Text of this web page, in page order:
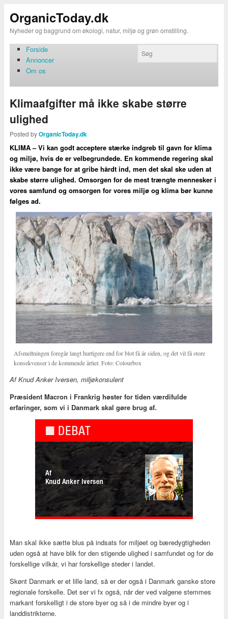
OrganicToday.dk
Nyheder og baggrund om økologi, natur, miljø og grøn omstilling.
Forside
Annoncer
Om os
Klimaafgifter må ikke skabe større
ulighed
Posted byOrganicToday.dk
KLIMA – Vi kan godt acceptere stærke indgreb til gavn for klima
og miljø, hvis de er velbegrundede. En kommende regering skal
ikke være bange for at gribe hårdt ind, men det skal ske uden at
skabe større ulighed. Omsorgen for de mest trængte mennesker i
vores samfund og omsorgen for vores miljø og klima bør kunne
følges ad.
Afsmeltningen foregår langt hurtigere end for blot få år siden, og det vil få store
konsekvenser i de kommende årtier. Foto: Colourbox
Af Knud Anker Iversen, miljøkonsulent
Præsident Macron i Frankrig høster for tiden værdifulde
erfaringer, som vi i Danmark skal gøre brug af.
Man skal ikke sætte blus på indsats for miljøet og bæredygtigheden
uden også at have blik for den stigende ulighed i samfundet og for de
forskellige vilkår, vi har forskellige steder i landet.
Skønt Danmark er et lille land, så er der også i Danmark ganske store
regionale forskelle. Det ser vi fx også, når der ved valgene stemmes
markant forskelligt i de store byer og så i de mindre byer og i
landdistrikterne.